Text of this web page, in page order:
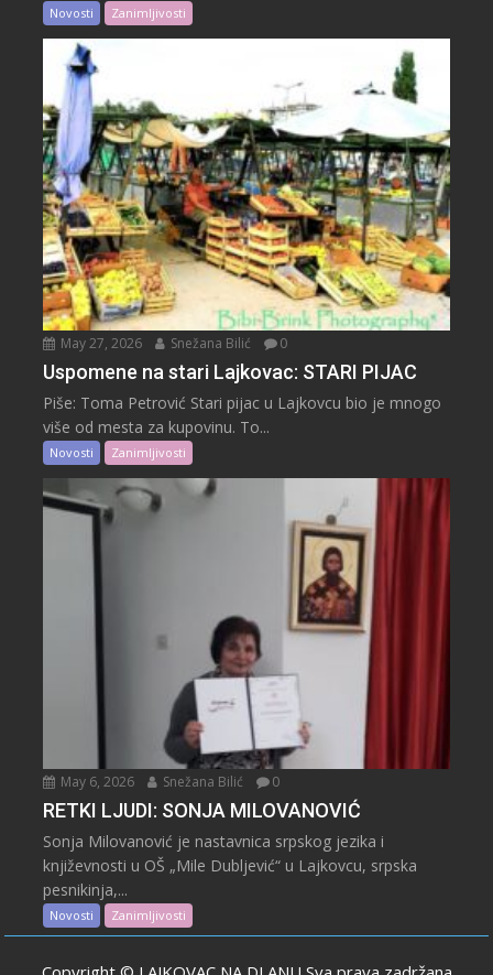
Novosti Zanimljivosti
May 27, 2026 Snežana Bilić 0
Uspomene na stari Lajkovac: STARI PIJAC
Piše: Toma Petrović Stari pijac u Lajkovcu bio je mnogo
više od mesta za kupovinu. To...
Novosti Zanimljivosti
May 6, 2026 Snežana Bilić 0
RETKI LJUDI: SONJA MILOVANOVIĆ
Sonja Milovanović je nastavnica srpskog jezika i
književnosti u OŠ „Mile Dubljević“ u Lajkovcu, srpska
pesnikinja,...
Novosti Zanimljivosti